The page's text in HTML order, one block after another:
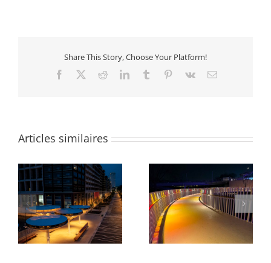
Share This Story, Choose Your Platform!
Facebook RedditLinkedInTumblr Pinterest
Vk Email
Articles similaires
Rampe Olympique
Exposition Olga de
Amaral